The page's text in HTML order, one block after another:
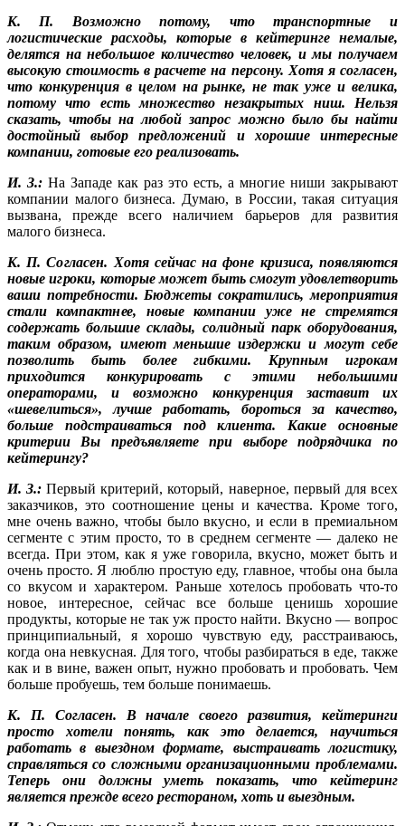
К. П. Возможно потому, что транспортные и
логистические расходы, которые в кейтеринге немалые,
делятся на небольшое количество человек, и мы получаем
высокую стоимость в расчете на персону. Хотя я согласен,
что конкуренция в целом на рынке, не так уже и велика,
потому что есть множество незакрытых ниш. Нельзя
сказать, чтобы на любой запрос можно было бы найти
достойный выбор предложений и хорошие интересные
компании, готовые его реализовать.
И. З.: На Западе как раз это есть, а многие ниши закрывают
компании малого бизнеса. Думаю, в России, такая ситуация
вызвана, прежде всего наличием барьеров для развития
малого бизнеса.
К. П. Согласен. Хотя сейчас на фоне кризиса, появляются
новые игроки, которые может быть смогут удовлетворить
ваши потребности. Бюджеты сократились, мероприятия
стали компактнее, новые компании уже не стремятся
содержать большие склады, солидный парк оборудования,
таким образом, имеют меньшие издержки и могут себе
позволить быть более гибкими. Крупным игрокам
приходится конкурировать с этими небольшими
операторами, и возможно конкуренция заставит их
«шевелиться», лучше работать, бороться за качество,
больше подстраиваться под клиента. Какие основные
критерии Вы предъявляете при выборе подрядчика по
кейтерингу?
И. З.: Первый критерий, который, наверное, первый для всех
заказчиков, это соотношение цены и качества. Кроме того,
мне очень важно, чтобы было вкусно, и если в премиальном
сегменте с этим просто, то в среднем сегменте — далеко не
всегда. При этом, как я уже говорила, вкусно, может быть и
очень просто. Я люблю простую еду, главное, чтобы она была
со вкусом и характером. Раньше хотелось пробовать что-то
новое, интересное, сейчас все больше ценишь хорошие
продукты, которые не так уж просто найти. Вкусно — вопрос
принципиальный, я хорошо чувствую еду, расстраиваюсь,
когда она невкусная. Для того, чтобы разбираться в еде, также
как и в вине, важен опыт, нужно пробовать и пробовать. Чем
больше пробуешь, тем больше понимаешь.
К. П. Согласен. В начале своего развития, кейтеринги
просто хотели понять, как это делается, научиться
работать в выездном формате, выстраивать логистику,
справляться со сложными организационными проблемами.
Теперь они должны уметь показать, что кейтеринг
является прежде всего рестораном, хоть и выездным.